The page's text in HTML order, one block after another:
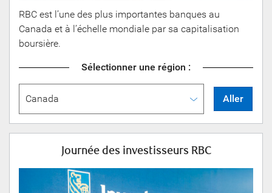
RBC est l’une des plus importantes banques au
Canada et à l’échelle mondiale par sa capitalisation
boursière.
Sélectionner une région :
Aller
Journée des investisseurs RBC